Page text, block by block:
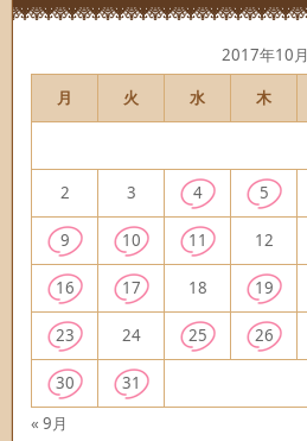
2017年10月
月
火 水 木
« 9月
2 3 4 5
9 10 11 12
16 17 18 19
23 24 25 26
30 31